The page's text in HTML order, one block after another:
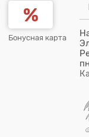
Бонусная карта